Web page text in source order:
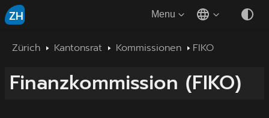
ZH Menu
Zürich Kantonsrat Kommissionen FIKO
Finanzkommission (FIKO)